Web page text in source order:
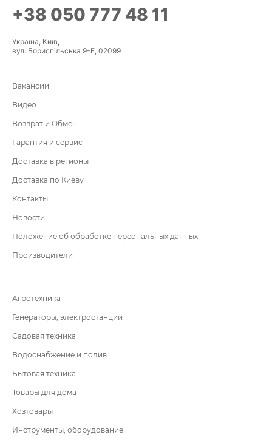
+38 050 777 48 11
Україна, Київ,
вул. Бориспільська 9-Е, 02099
Вакансии
Видео
Возврат и Обмен
Гарантия и сервис
Доставка в регионы
Доставка по Киеву
Контакты
Новости
Положение об обработке персональных данных
Производители
Агротехника
Генераторы, электростанции
Садовая техника
Водоснабжение и полив
Бытовая техника
Товары для дома
Хозтовары
Инструменты, оборудование